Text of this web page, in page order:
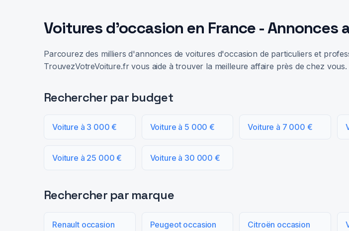
Voitures d'occasion en France - Annonces
Parcourez des milliers d'annonces de voitures d'occasion de particuliers et
TrouvezVotreVoiture.fr vous aide à trouver la meilleure affaire près de chez vous.
Rechercher par budget
Voiture à 3 000 € Voiture à 5 000 € Voiture à 7 000 €
Voiture à 25 000 € Voiture à 30 000 €
Rechercher par marque
Renault occasion Peugeot occasion Citroën occasion